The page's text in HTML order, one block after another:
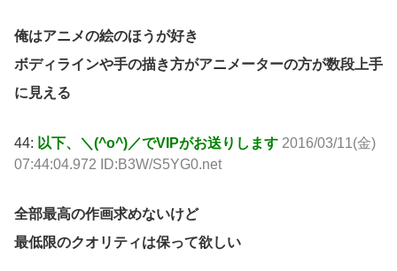
俺はアニメの絵のほうが好き
ボディラインや手の描き方がアニメーターの方が数段上手
に見える
44: 以下、＼(^o^)／でVIPがお送りします 2016/03/11(金)
07:44:04.972 ID:B3W/S5YG0.net
全部最高の作画求めないけど
最低限のクオリティは保って欲しい